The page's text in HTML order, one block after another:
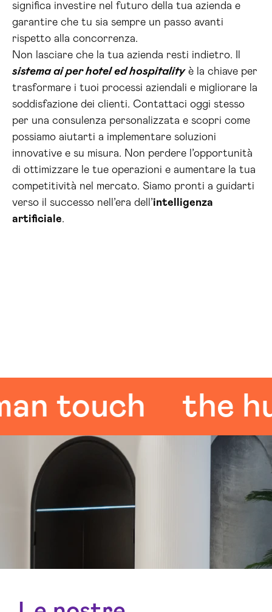
significa investire nel futuro della tua azienda e
garantire che tu sia sempre un passo avanti
rispetto alla concorrenza.
Non lasciare che la tua azienda resti indietro. Il
sistema ai per hotel ed hospitalityè la chiave per
trasformare i tuoi processi aziendali e migliorare la
soddisfazione dei clienti. Contattaci oggi stesso
per una consulenza personalizzata e scopri come
possiamo aiutarti a implementare soluzioni
innovative e su misura. Non perdere l’opportunità
di ottimizzare le tue operazioni e aumentare la tua
competitività nel mercato. Siamo pronti a guidarti
verso il successo nell’era dell’intelligenza
artificiale.
the